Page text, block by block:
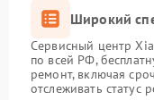
Широкий
Сервисный центр
по всей РФ,
ремонт, включая
отслеживать статус